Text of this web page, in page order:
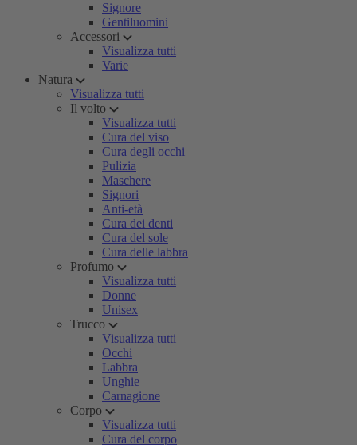
Signore
Gentiluomini
Accessori
Visualizza tutti
Varie
Natura
Visualizza tutti
Il volto
Visualizza tutti
Cura del viso
Cura degli occhi
Pulizia
Maschere
Signori
Anti-età
Cura dei denti
Cura del sole
Cura delle labbra
Profumo
Visualizza tutti
Donne
Unisex
Trucco
Visualizza tutti
Occhi
Labbra
Unghie
Carnagione
Corpo
Visualizza tutti
Cura del corpo